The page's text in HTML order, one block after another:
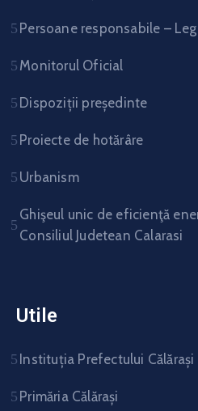
Persoane responsabile –
Monitorul Oficial
Dispoziții președinte
Proiecte de hotărâre
Urbanism
Ghişeul unic de eficienţă
Consiliul Judetean Calarasi
Utile
Instituția Prefectului Călărași
Primăria Călărași